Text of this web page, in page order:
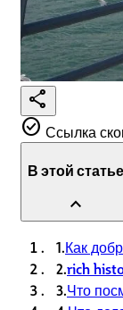
share
check_circle Ссылка
В этой статье
expand_less
1.Как
2.rich
3.Что